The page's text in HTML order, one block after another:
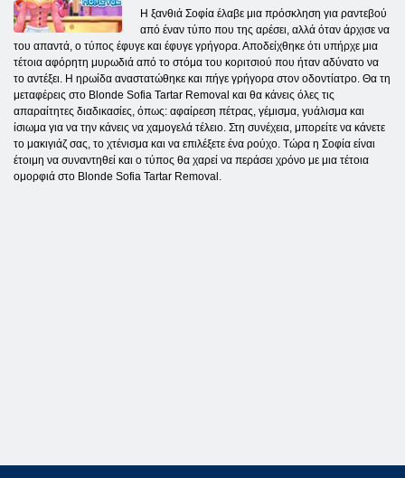
Η ξανθιά Σοφία έλαβε μια πρόσκληση για ραντεβού
από έναν τύπο που της αρέσει, αλλά όταν άρχισε να
του απαντά, ο τύπος έφυγε και έφυγε γρήγορα. Αποδείχθηκε ότι υπήρχε μια
τέτοια αφόρητη μυρωδιά από το στόμα του κοριτσιού που ήταν αδύνατο να
το αντέξει. Η ηρωίδα αναστατώθηκε και πήγε γρήγορα στον οδοντίατρο. Θα τη
μεταφέρεις στο Blonde Sofia Tartar Removal και θα κάνεις όλες τις
απαραίτητες διαδικασίες, όπως: αφαίρεση πέτρας, γέμισμα, γυάλισμα και
ίσιωμα για να την κάνεις να χαμογελά τέλειο. Στη συνέχεια, μπορείτε να κάνετε
το μακιγιάζ σας, το χτένισμα και να επιλέξετε ένα ρούχο. Τώρα η Σοφία είναι
έτοιμη να συναντηθεί και ο τύπος θα χαρεί να περάσει χρόνο με μια τέτοια
ομορφιά στο Blonde Sofia Tartar Removal.